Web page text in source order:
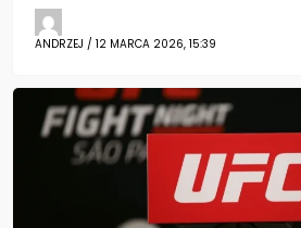
ANDRZEJ / 12 MARCA 2026, 15:39